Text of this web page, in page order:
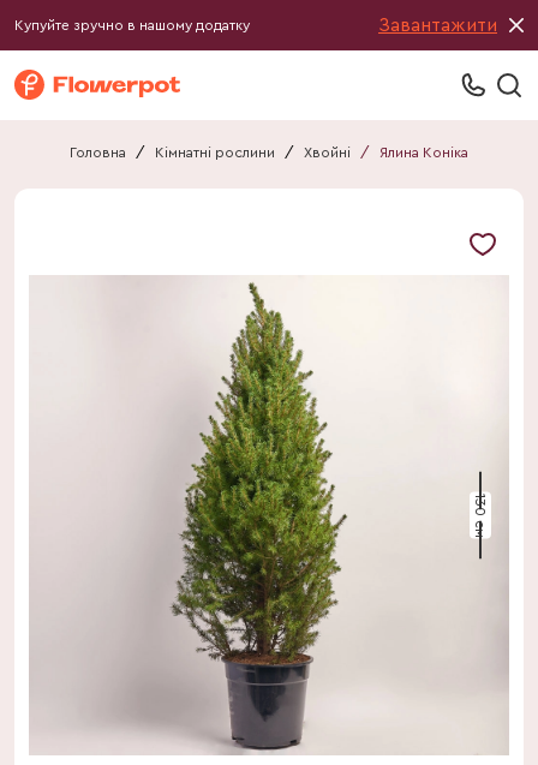
Купуйте зручно в нашому додатку Завантажити
Головна / Кімнатні рослини / Хвойні / Ялина Коніка
130 см